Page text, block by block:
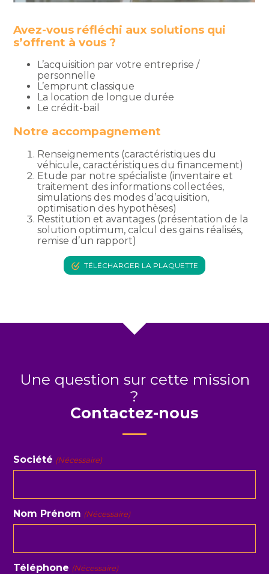
Avez-vous réfléchi aux solutions qui
s’offrent à vous ?
L’acquisition par votre entreprise /
personnelle
L’emprunt classique
La location de longue durée
Le crédit-bail
Notre accompagnement
Renseignements (caractéristiques du
véhicule, caractéristiques du financement)
Etude par notre spécialiste (inventaire et
traitement des informations collectées,
simulations des modes d’acquisition,
optimisation des hypothèses)
Restitution et avantages (présentation de la
solution optimum, calcul des gains réalisés,
remise d’un rapport)
TÉLÉCHARGER LA PLAQUETTE
Une question sur cette mission
?
Contactez-nous
Société (Nécessaire)
Nom Prénom (Nécessaire)
Téléphone (Nécessaire)